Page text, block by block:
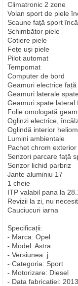
Climatronic 2 zone
Volan sport de piele
Scaune față sport
Schimbător piele
Cotiere piele
Fețe uși piele
Pilot automat
Tempomat
Computer de bord
Geamuri electrice
Geamuri laterale
Geamuri spate lateral
Folie omologată
Oglinzi electrice,
Oglindă interior
Lumini ambientale
Pachet chrom exterior
Senzori parcare față
Senzor lichid parbriz
Jante aluminiu 17
1 cheie
ITP valabil pana la
Revizii la zi, nu
Cauciucuri iarna
Specificații:
- Marca: Opel
- Model: Astra
- Versiunea: j
- Categoria: Sport
- Motorizare: Diesel
- Data fabricatiei: 2013